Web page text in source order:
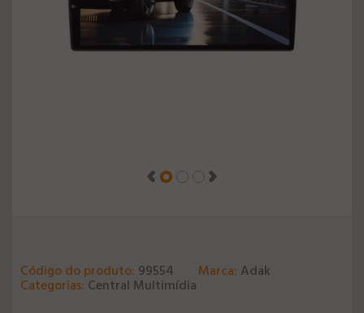
Código do produto: 99554 Marca: Adak
Categorias: Central Multimídia